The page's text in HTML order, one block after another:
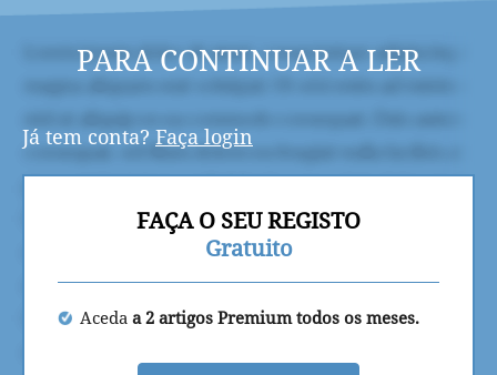
PARA CONTINUAR A LER
Já tem conta? Faça login
FAÇA O SEU REGISTO
Gratuito
Aceda a 2 artigos Premium todos os meses.